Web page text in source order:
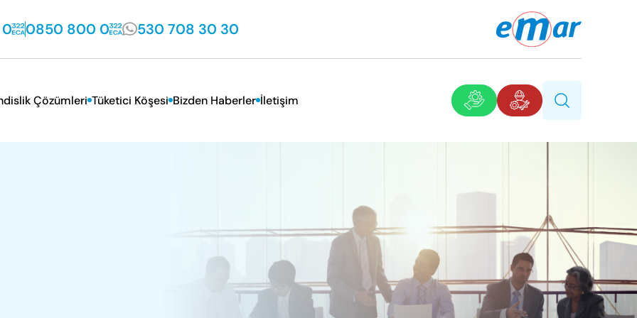
0850 800 0 530 708 30 30
Çözümleri Tüketici Köşesi Bizden Haberler İletişim